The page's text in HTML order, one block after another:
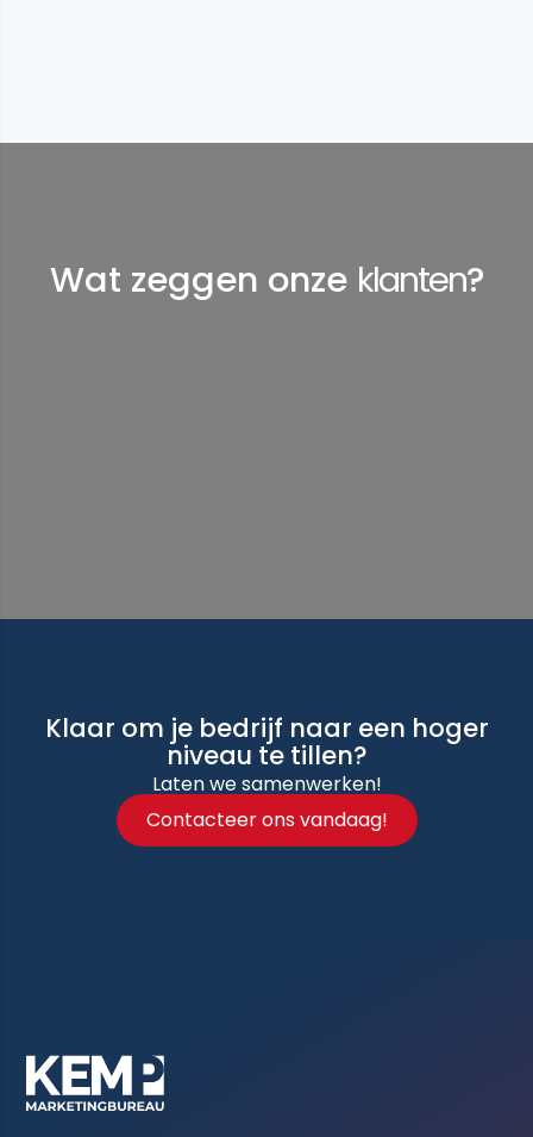
Wat zeggen onze klanten?
Klaar om je bedrijf naar een hoger
niveau te tillen?
Laten we samenwerken!
Contacteer ons vandaag!